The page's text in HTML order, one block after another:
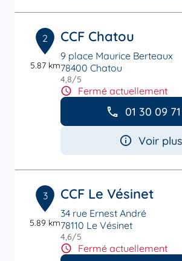
2
5.87 km
CCF Chatou
9 place Maurice Berteaux
78400 Chatou
4,8/5
Fermé actuellement
01 30 09
Voir plus
3
5.89 km
CCF Le Vésinet
34 rue Ernest André
78110 Le Vésinet
4,6/5
Fermé actuellement